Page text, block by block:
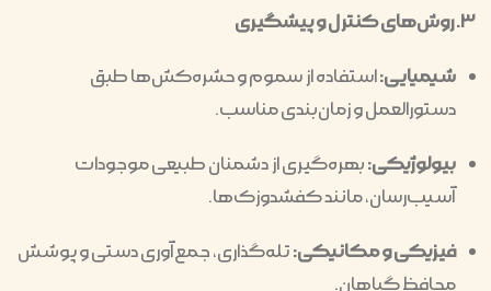
۳. روش‌های کنترل و پیشگیری
شیمیایی:استفاده از سموم و حشره‌کش‌ها طبق
دستورالعمل و زمان‌بندی مناسب.
بیولوژیکی:بهره‌گیری از دشمنان طبیعی موجودات
آسیب‌رسان، مانند کفشدوزک‌ها.
فیزیکی و مکانیکی:تله‌گذاری، جمع‌آوری دستی و پوشش
محافظ گیاهان.